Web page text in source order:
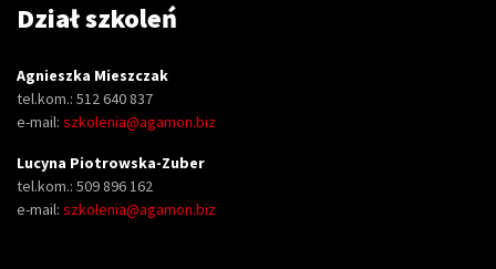
Dział szkoleń
Agnieszka Mieszczak
tel.kom.: 512 640 837
e-mail: szkolenia@agamon.biz
Lucyna Piotrowska-Zuber
tel.kom.: 509 896 162
e-mail: szkolenia@agamon.biz